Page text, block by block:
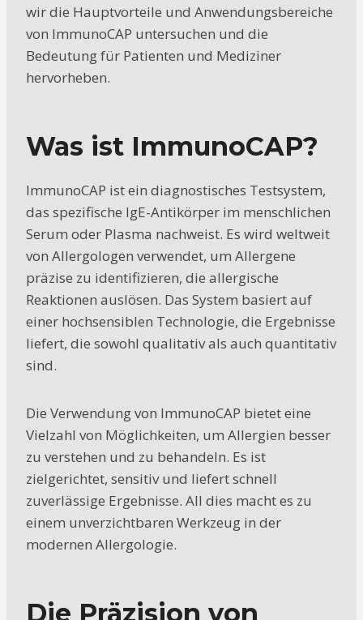
wir die Hauptvorteile und Anwendungsbereiche
von ImmunoCAP untersuchen und die
Bedeutung für Patienten und Mediziner
hervorheben.
Was ist ImmunoCAP?
ImmunoCAP ist ein diagnostisches Testsystem,
das spezifische IgE-Antikörper im menschlichen
Serum oder Plasma nachweist. Es wird weltweit
von Allergologen verwendet, um Allergene
präzise zu identifizieren, die allergische
Reaktionen auslösen. Das System basiert auf
einer hochsensiblen Technologie, die Ergebnisse
liefert, die sowohl qualitativ als auch quantitativ
sind.
Die Verwendung von ImmunoCAP bietet eine
Vielzahl von Möglichkeiten, um Allergien besser
zu verstehen und zu behandeln. Es ist
zielgerichtet, sensitiv und liefert schnell
zuverlässige Ergebnisse. All dies macht es zu
einem unverzichtbaren Werkzeug in der
modernen Allergologie.
Die Präzision von